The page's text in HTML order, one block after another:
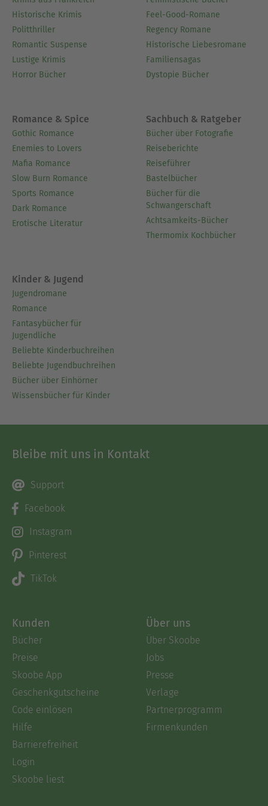
Historische Krimis
Politthriller
Romantic Suspense
Lustige Krimis
Horror Bücher
Feel-Good-Romane
Regency Romane
Historische Liebesromane
Familiensagas
Dystopie Bücher
Romance & Spice
Gothic Romance
Enemies to Lovers
Mafia Romance
Slow Burn Romance
Sports Romance
Dark Romance
Erotische Literatur
Sachbuch & Ratgeber
Bücher über Fotografie
Reiseberichte
Reiseführer
Bastelbücher
Bücher für die
Schwangerschaft
Achtsamkeits-Bücher
Thermomix Kochbücher
Kinder & Jugend
Jugendromane
Romance
Fantasybücher für
Jugendliche
Beliebte Kinderbuchreihen
Beliebte Jugendbuchreihen
Bücher über Einhörner
Wissensbücher für Kinder
Bleibe mit uns in Kontakt
Support
Facebook
Instagram
Pinterest
TikTok
Kunden
Bücher
Preise
Skoobe App
Geschenkgutscheine
Code einlösen
Hilfe
Barrierefreiheit
Login
Skoobe liest
Über uns
Über Skoobe
Jobs
Presse
Verlage
Partnerprogramm
Firmenkunden